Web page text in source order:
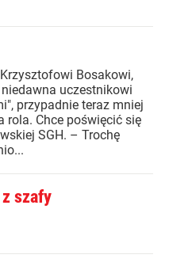
Bosakowi,
uczestnikowi
przypadnie teraz mniej
rola. Chce poświęcić się
SGH. – Trochę
szafy